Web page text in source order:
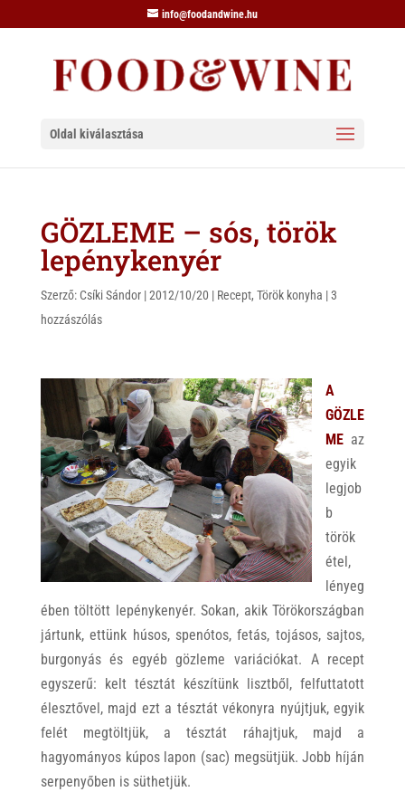
info@foodandwine.hu
Oldal kiválasztása
GÖZLEME – sós, török
lepénykenyér
Szerző: Csíki Sándor|2012/10/20 | Recept, Török konyha |3
hozzászólás
A
GÖZLE
MEaz
egyik
legjob
b
török
étel,
lényeg
ében töltött lepénykenyér. Sokan, akik Törökországban
jártunk, ettünk húsos, spenótos, fetás, tojásos, sajtos,
burgonyás és egyéb gözleme variációkat. A recept
egyszerű: kelt tésztát készítünk lisztből, felfuttatott
élesztővel, majd ezt a tésztát vékonyra nyújtjuk, egyik
felét megtöltjük, a tésztát ráhajtjuk, majd a
hagyományos kúpos lapon (sac) megsütjük. Jobb híján
serpenyőben is süthetjük.